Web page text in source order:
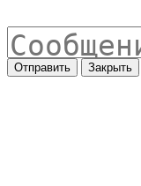
Отправить Закрыть